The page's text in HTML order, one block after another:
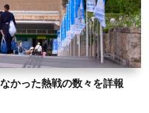
かった熱戦の数々を詳報